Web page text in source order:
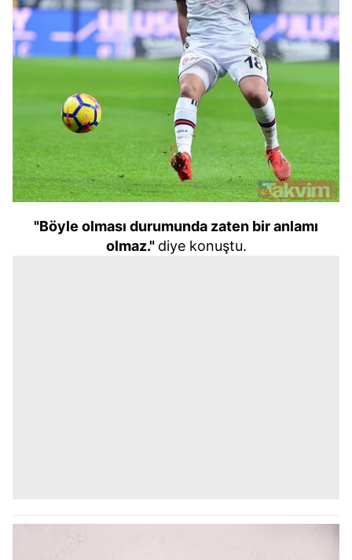
"Böyle olması durumunda zaten bir anlamı
olmaz." diye konuştu.